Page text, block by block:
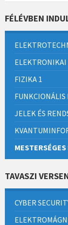
FÉLÉVBEN
FIZIKA 1
FUNKCIONÁLIS
JELEK ÉS
TAVASZI
CYBER